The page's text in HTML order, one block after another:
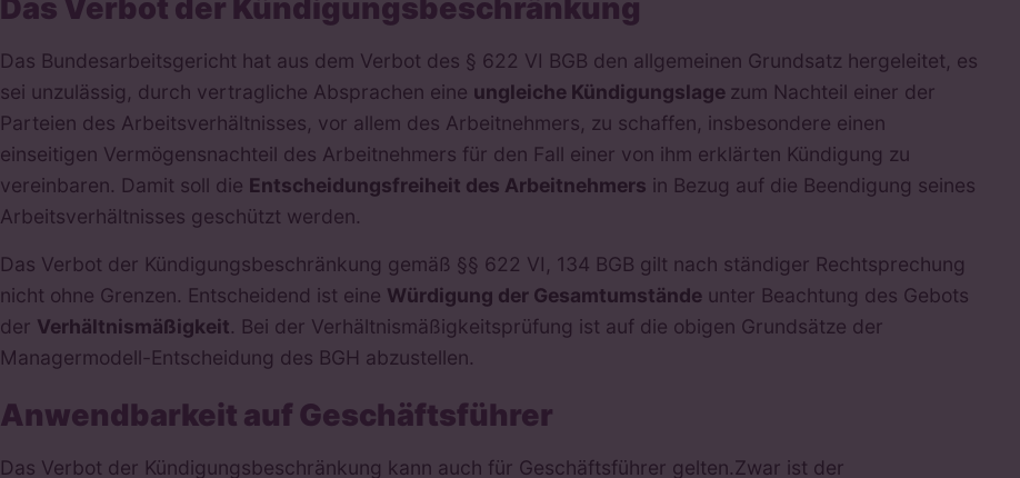
Das Verbot der Kündigungsbeschränkung
Das Bundesarbeitsgericht hat aus dem Verbot des § 622 VI BGB den allgemeinen Grundsatz hergeleitet, es
sei unzulässig, durch vertragliche Absprachen eine ungleiche Kündigungslage zum Nachteil einer der
Parteien des Arbeitsverhältnisses, vor allem des Arbeitnehmers, zu schaffen, insbesondere einen
einseitigen Vermögensnachteil des Arbeitnehmers für den Fall einer von ihm erklärten Kündigung zu
vereinbaren. Damit soll die Entscheidungsfreiheit des Arbeitnehmers in Bezug auf die Beendigung seines
Arbeitsverhältnisses geschützt werden.
Das Verbot der Kündigungsbeschränkung gemäß §§ 622 VI, 134 BGB gilt nach ständiger Rechtsprechung
nicht ohne Grenzen. Entscheidend ist eine Würdigung der Gesamtumstände unter Beachtung des Gebots
der Verhältnismäßigkeit. Bei der Verhältnismäßigkeitsprüfung ist auf die obigen Grundsätze der
Managermodell-Entscheidung des BGH abzustellen.
Anwendbarkeit auf Geschäftsführer
Das Verbot der Kündigungsbeschränkung kann auch für Geschäftsführer gelten.Zwar ist der